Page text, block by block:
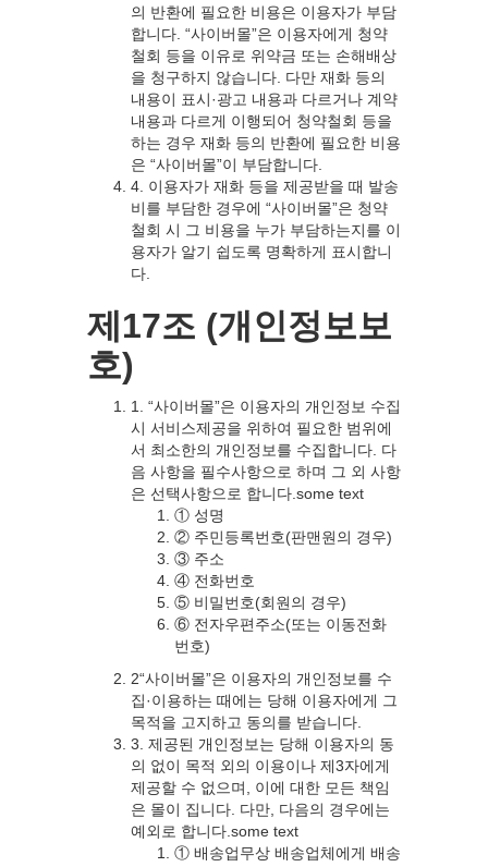
의 반환에 필요한 비용은 이용자가 부담
합니다. “사이버몰”은 이용자에게 청약
철회 등을 이유로 위약금 또는 손해배상
을 청구하지 않습니다. 다만 재화 등의
내용이 표시·광고 내용과 다르거나 계약
내용과 다르게 이행되어 청약철회 등을
하는 경우 재화 등의 반환에 필요한 비용
은 “사이버몰”이 부담합니다.
4. 이용자가 재화 등을 제공받을 때 발송
비를 부담한 경우에 “사이버몰”은 청약
철회 시 그 비용을 누가 부담하는지를 이
용자가 알기 쉽도록 명확하게 표시합니
다.
제17조 (개인정보보
호)
1. “사이버몰”은 이용자의 개인정보 수집
시 서비스제공을 위하여 필요한 범위에
서 최소한의 개인정보를 수집합니다. 다
음 사항을 필수사항으로 하며 그 외 사항
은 선택사항으로 합니다.some text
① 성명
② 주민등록번호(판맨원의 경우)
③ 주소
④ 전화번호
⑤ 비밀번호(회원의 경우)
⑥ 전자우편주소(또는 이동전화
번호)
2“사이버몰”은 이용자의 개인정보를 수
집·이용하는 때에는 당해 이용자에게 그
목적을 고지하고 동의를 받습니다.
3. 제공된 개인정보는 당해 이용자의 동
의 없이 목적 외의 이용이나 제3자에게
제공할 수 없으며, 이에 대한 모든 책임
은 몰이 집니다. 다만, 다음의 경우에는
예외로 합니다.some text
① 배송업무상 배송업체에게 배송